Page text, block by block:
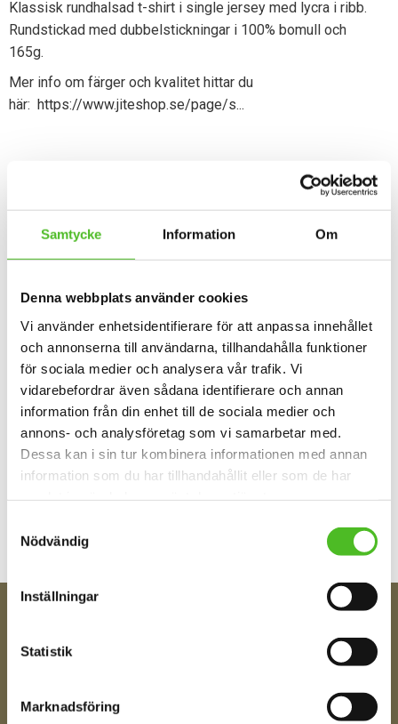
Samtycke Information Om
Denna webbplats använder cookies
Vi använder enhetsidentifierare för att anpassa innehållet
och annonserna till användarna, tillhandahålla funktioner
för sociala medier och analysera vår trafik. Vi
vidarebefordrar även sådana identifierare och annan
information från din enhet till de sociala medier och
annons- och analysföretag som vi samarbetar med.
Dessa kan i sin tur kombinera informationen med annan
information som du har tillhandahållit eller som de har
Nödvändig
Inställningar
Statistik
Marknadsföring
Klassisk rundhalsad t-shirt i single jersey med lycra i ribb.
Rundstickad med dubbelstickningar i 100% bomull och
165g.
Mer info om färger och kvalitet hittar du
här: https://www.jiteshop.se/page/s...
Bli den första att lämna ett omdöme.
Din e-post